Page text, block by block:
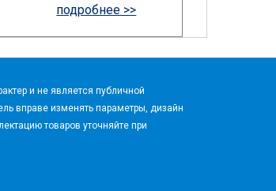
подробнее >>
и не является публичной
вправе изменять параметры, дизайн
товаров уточняйте при